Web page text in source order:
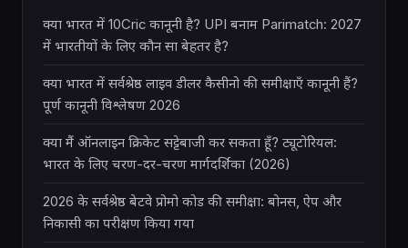
क्या भारत में 10Cric कानूनी है? UPI बनाम Parimatch: 2027
में भारतीयों के लिए कौन सा बेहतर है?
क्या भारत में सर्वश्रेष्ठ लाइव डीलर कैसीनो की समीक्षाएँ कानूनी हैं?
पूर्ण कानूनी विश्लेषण 2026
क्या मैं ऑनलाइन क्रिकेट सट्टेबाजी कर सकता हूँ? ट्यूटोरियल:
भारत के लिए चरण-दर-चरण मार्गदर्शिका (2026)
2026 के सर्वश्रेष्ठ बेटवे प्रोमो कोड की समीक्षा: बोनस, ऐप और
निकासी का परीक्षण किया गया